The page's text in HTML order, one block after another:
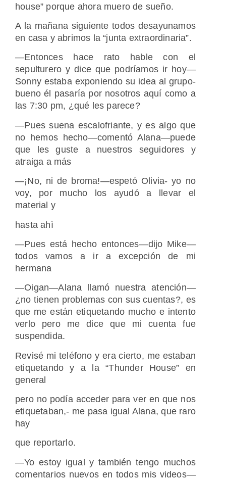
house” porque ahora muero de sueño.
A la mañana siguiente todos desayunamos
en casa y abrimos la “junta extraordinaria”.
—Entonces hace rato hable con el
sepulturero y dice que podríamos ir hoy—
Sonny estaba exponiendo su idea al grupo-
bueno él pasaría por nosotros aquí como a
las 7:30 pm, ¿qué les parece?
—Pues suena escalofriante, y es algo que
no hemos hecho—comentó Alana—puede
que les guste a nuestros seguidores y
atraiga a más
—¡No, ni de broma!—espetó Olivia- yo no
voy, por mucho los ayudó a llevar el
material y
hasta ahì
—Pues está hecho entonces—dijo Mike—
todos vamos a ir a excepción de mi
hermana
—Oigan—Alana llamó nuestra atención—
¿no tienen problemas con sus cuentas?, es
que me están etiquetando mucho e intento
verlo pero me dice que mi cuenta fue
suspendida.
Revisé mi teléfono y era cierto, me estaban
etiquetando y a la “Thunder House” en
general
pero no podía acceder para ver en que nos
etiquetaban,- me pasa igual Alana, que raro
hay
que reportarlo.
—Yo estoy igual y también tengo muchos
comentarios nuevos en todos mis videos—